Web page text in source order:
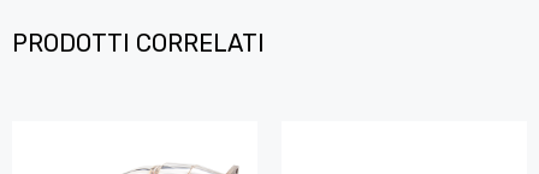
PRODOTTI CORRELATI